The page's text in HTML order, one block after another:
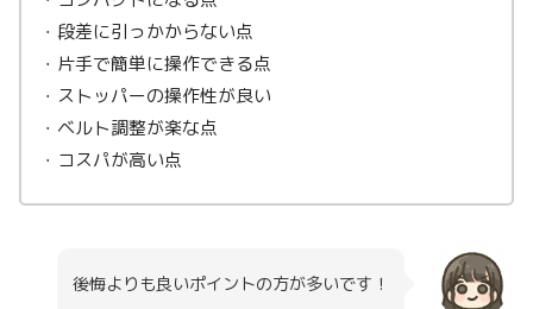
・段差に引っかからない点
・片手で簡単に操作できる点
・ストッパーの操作性が良い
・ベルト調整が楽な点
・コスパが高い点
後悔よりも良いポイントの方が多いです！